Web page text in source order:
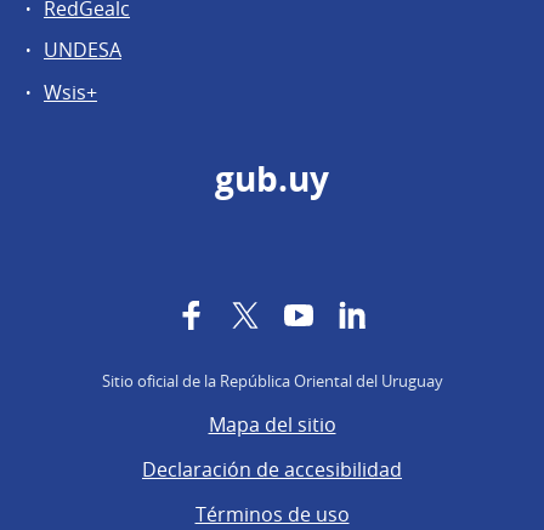
RedGealc
UNDESA
Wsis+
gub.uy
FacebookTwitterYouTube
Sitio oficial de la República Oriental del Uruguay
Mapa del sitio
Declaración de accesibilidad
Términos de uso